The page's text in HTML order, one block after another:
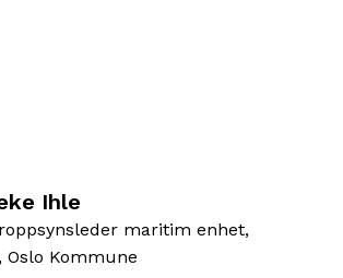
Ihle
maritim enhet,
Oslo Kommune